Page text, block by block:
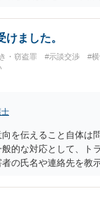
ました。
・窃盗罪 #示談交渉
#
士
を伝えること自体は
的な対応として、ト
の氏名や連絡先を教
される必要が生じま